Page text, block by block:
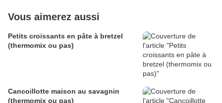
Vous aimerez aussi
Petits croissants en pâte à bretzel
(thermomix ou pas)
Cancoillotte maison au savagnin
(thermomix ou pas)